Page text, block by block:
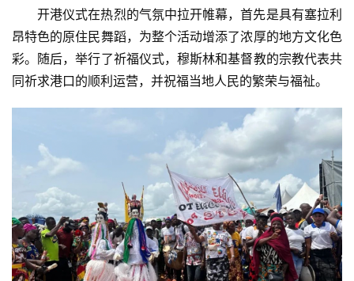
开港仪式在热烈的气氛中拉开帷幕，首先是具有塞拉利
昂特色的原住民舞蹈，为整个活动增添了浓厚的地方文化色
彩。随后，举行了祈福仪式，穆斯林和基督教的宗教代表共
同祈求港口的顺利运营，并祝福当地人民的繁荣与福祉。